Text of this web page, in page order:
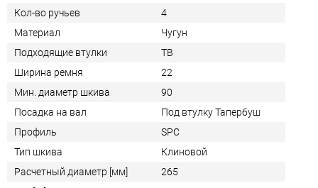
Кол-во ручьев
4
Материал
Чугун
Подходящие втулки
TB
Ширина ремня
22
Мин. диаметр шкива
90
Посадка на вал
Под втулку Тапербуш
Профиль
SPC
Тип шкива
Клиновой
Расчетный диаметр [мм]
265